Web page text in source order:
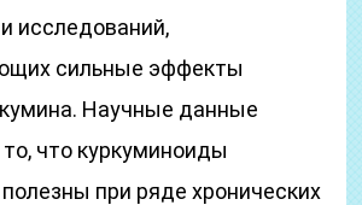
исследований,
сильные эффекты
Научные данные
что куркуминоиды
при ряде хронических